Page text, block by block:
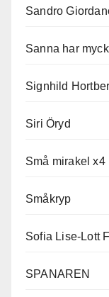
Sandro
Sanna har
Signhild
Siri Öryd
Små mirakel x4
Småkryp
Sofia Lise-Lott
SPANAREN